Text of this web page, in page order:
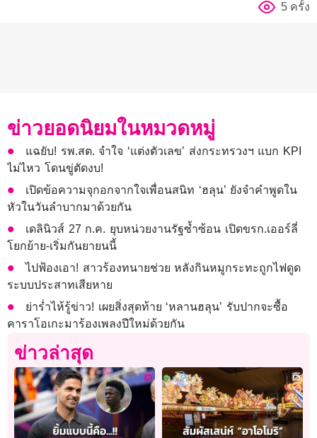
5 ครั้ง
ข่าวยอดนิยมในหมวดหมู่
แฉยับ! รพ.สต. จำใจ ‘แต่งตัวเลข’ ส่งกระทรวงฯ แบก KPI
ไม่ไหว โดนขู่ตัดงบ!
เปิดข้อความจุกอกจากใจเพื่อนสนิท ‘ฮลุน’ ยังจำคำพูดใน
หัวในวันลำบากมาด้วยกัน
เดลินิวส์ 27 ก.ค. ยุบหน่วยงานรัฐซ้ำซ้อน เปิดขรก.เออร์ลี่
โยกย้าย-เริ่มกันยายนนี้
ไปฟ้องเอา! สาวร้องทนายช่วย หลังกินหมูกระทะถูกไฟดูด
ระบบประสาทเสียหาย
ย่าร่ำไห้รู้ข่าว! เผยสิ่งสุดท้าย ‘หลานฮลุน’ รับปากจะซื้อ
คาราโอเกะมาร้องเพลงปีใหม่ด้วยกัน
ข่าวล่าสุด